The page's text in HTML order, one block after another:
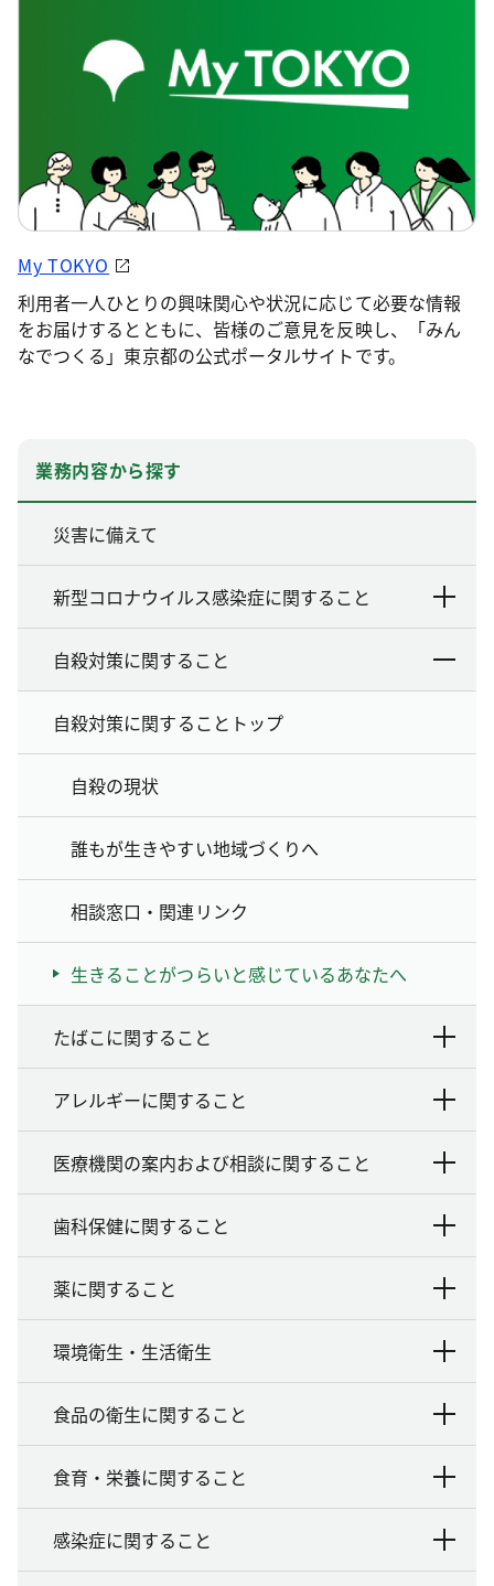
My TOKYO
利用者一人ひとりの興味関心や状況に応じて必要な情報
をお届けするとともに、皆様のご意見を反映し、「みん
なでつくる」東京都の公式ポータルサイトです。
業務内容から探す
災害に備えて
新型コロナウイルス感染症に関すること
自殺対策に関すること
自殺対策に関することトップ
自殺の現状
誰もが生きやすい地域づくりへ
相談窓口・関連リンク
生きることがつらいと感じているあなたへ
たばこに関すること
アレルギーに関すること
医療機関の案内および相談に関すること
歯科保健に関すること
薬に関すること
環境衛生・生活衛生
食品の衛生に関すること
食育・栄養に関すること
感染症に関すること